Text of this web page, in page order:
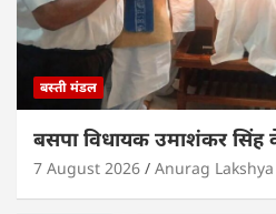
बस्ती मंडल
बसपा विधायक उमाशंकर सिंह
7 August 2026 Anurag Lakshya